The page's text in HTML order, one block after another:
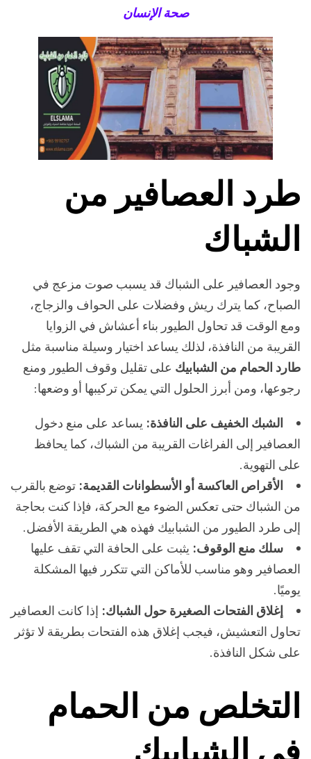
صحة الإنسان
طرد العصافير من
الشباك
وجود العصافير على الشباك قد يسبب صوت مزعج في
الصباح، كما يترك ريش وفضلات على الحواف والزجاج،
ومع الوقت قد تحاول الطيور بناء أعشاش في الزوايا
القريبة من النافذة، لذلك يساعد اختيار وسيلة مناسبة مثل
طارد الحمام من الشبابيك على تقليل وقوف الطيور ومنع
رجوعها، ومن أبرز الحلول التي يمكن تركيبها أو وضعها:
الشبك الخفيف على النافذة: يساعد على منع دخول
العصافير إلى الفراغات القريبة من الشباك، كما يحافظ
على التهوية.
الأقراص العاكسة أو الأسطوانات القديمة: توضع بالقرب
من الشباك حتى تعكس الضوء مع الحركة، فإذا كنت بحاجة
إلى طرد الطيور من الشبابيك فهذه هي الطريقة الأفضل.
سلك منع الوقوف: يثبت على الحافة التي تقف عليها
العصافير وهو مناسب للأماكن التي تتكرر فيها المشكلة
يوميًا.
إغلاق الفتحات الصغيرة حول الشباك: إذا كانت العصافير
تحاول التعشيش، فيجب إغلاق هذه الفتحات بطريقة لا تؤثر
على شكل النافذة.
التخلص من الحمام